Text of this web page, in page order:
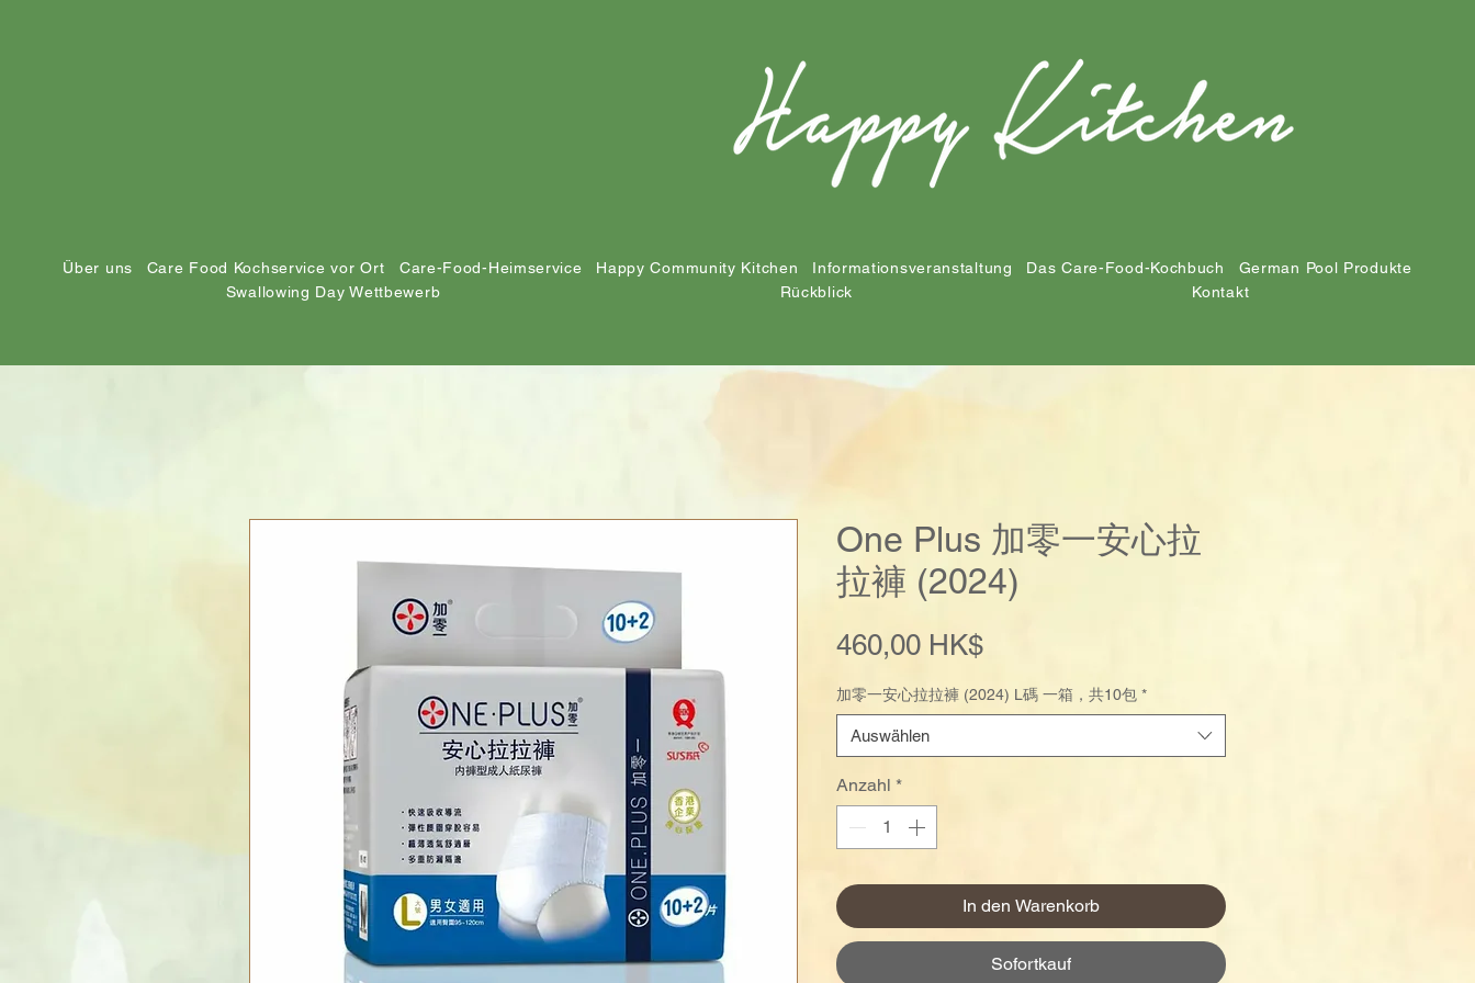
Über uns Care Food Kochservice vor Ort Care-Food-Heimservice Happy Community Kitchen Informationsveranstaltung Das Care-Food-Kochbuch
German Pool Produkte
Swallowing Day Wettbewerb
Rückblick Kontakt
One Plus 加零一安心拉
拉褲 (2024)
460,00 HK$Preis
加零一安心拉拉褲 (2024) L碼 一箱，共10包 *
Auswählen
Anzahl *
In den Warenkorb
Sofortkauf